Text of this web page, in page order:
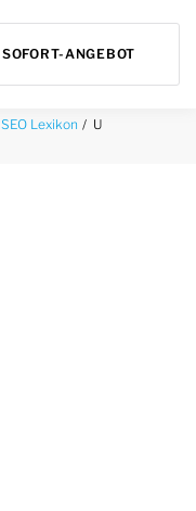
SOFORT-ANGEBOT
SEO Lexikon U